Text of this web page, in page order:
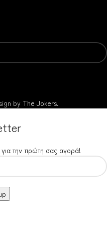
by The Jokers.
για την πρώτη σας αγορά!